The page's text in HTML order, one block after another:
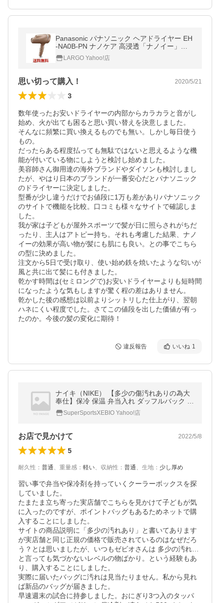
Panasonic パナソニック ヘアドライヤー EH
-NA0B-PN ナノケア 高浸透「ナノイー」搭
載 ピンクゴールド||
LARGO Yahoo!店
思い切って購入！ 2020/5/21
3
数年使ったお安いドライヤーの内部からカラカラと音がし
始め、火が出ても困ると思い買い替えを決意しました。
そんなに頻繁に買い換えるものでも無い。しかし毎日使う
もの。
だったらある程度払っても無駄ではないと思えるような機
能が付いている物にしようと検討し始めました。
美容師さん御用達の海外ブランドやダイソンも検討しまし
たが、やはり日本のブランドが一番安心だとパナソニック
のドライヤーに決定しました。
型番が少し違うだけでお値段に1万も差がありパナソニック
のサイトで機能を比較。口コミも様々なサイトで確認しま
した。
我が家は子どもが屋外スポーツで髪が日に照らされがちだ
ったり、主人はアトピー持ち。それも考慮した結果、ナノ
イーの効果が高い物が髪にも肌にも良い。との事でこちら
の型に決めました。
注文から5日で受け取り、使い始め鉄を焼いたような匂いが
風と共に出て髪にも付きました。
乾かす時間は(セミロングで)お安いドライヤーよりも短時間
になったような気もしますが驚く程の差はありません。
乾かした後の感想は以前よりシットリした仕上がり、翌朝
ハネにくい程度でした。さてこの値段を出した価値が有っ
たのか。今後の髪の変化に期待！
違反報告 いいね 1
ナイキ（NIKE） 【多少の傷汚れありの為大
奉仕】保冷 保温 弁当入れ ダッフルバック ネ
イビー 9A2709-695 （メンズ、レディース、
キッズ）
SuperSportsXEBIO Yahoo!店
お店で見かけて 2022/5/8
5
耐久性 ： 普通、 重量感 ： 軽い、 収納性 ： 普通、 生地 ： 少し厚め
習い事で弁当や保冷剤を持っていくクーラーボックスを探
していました。
たまたま立ち寄った実店舗でこちらを見かけて子どもが気
に入ったのですが、ポイントバッグもあるためネットで購
入することにしました。
サイトの商品説明に「多少の汚れあり」と書いてあります
が実店舗と同じ正規の価格で販売されているのはなぜだろ
う？とは思いましたが、いつもゼビオさんは 多少の汚れ…
と言っても気づかないレベルの物ばかり。という経験もあ
り、購入することにしました。
実際に届いたバッグに汚れは見当たりません。私から見れ
ば新品のバッグが届きました。
早速週末の試合に持参しました。おにぎり3つ入のタッパ